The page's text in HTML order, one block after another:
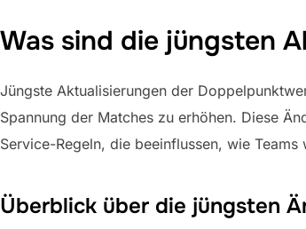
Was sind die jüngsten
Jüngste Aktualisierungen der
Spannung der Matches zu erhöhen. Diese
Service-Regeln, die beeinflussen, wie
Überblick über die jüngsten